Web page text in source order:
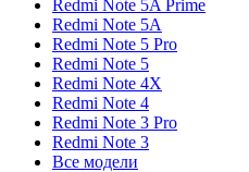
Redmi Note 5A Prime
Redmi Note 5A
Redmi Note 5 Pro
Redmi Note 5
Redmi Note 4X
Redmi Note 4
Redmi Note 3 Pro
Redmi Note 3
Все модели